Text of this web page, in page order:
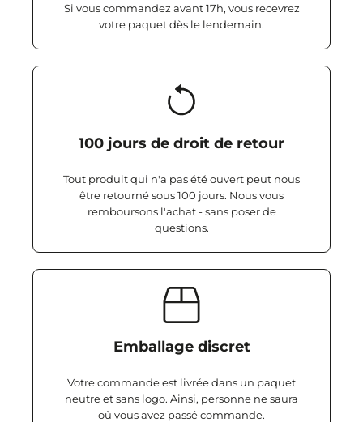
Si vous commandez avant 17h, vous recevrez
votre paquet dès le lendemain.
100 jours de droit de retour
Tout produit qui n'a pas été ouvert peut nous
être retourné sous 100 jours. Nous vous
remboursons l'achat - sans poser de
questions.
Emballage discret
Votre commande est livrée dans un paquet
neutre et sans logo. Ainsi, personne ne saura
où vous avez passé commande.